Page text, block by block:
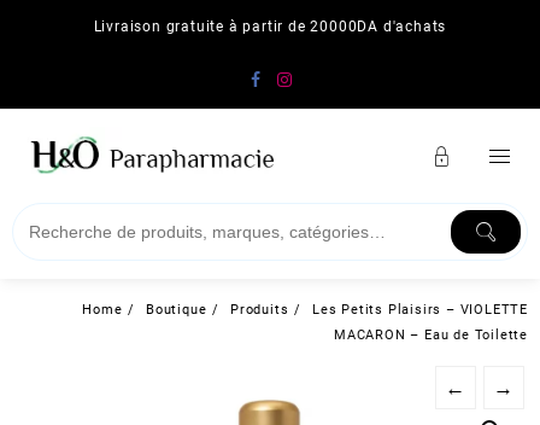
Livraison gratuite à partir de 20000DA d'achats
Home Boutique Produits
Les Petits Plaisirs – VIOLETTE
MACARON – Eau de Toilette
← →